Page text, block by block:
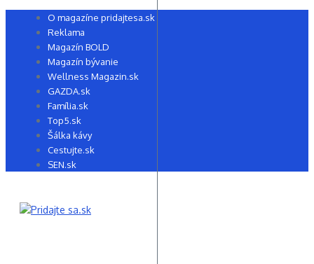
Preskočiť O magazíne pridajtesa.sk
Reklama
Magazín BOLD
Magazín bývanie
Wellness Magazin.sk
GAZDA.sk
Família.sk
Top5.sk
Šálka kávy
Cestujte.sk
SEN.sk